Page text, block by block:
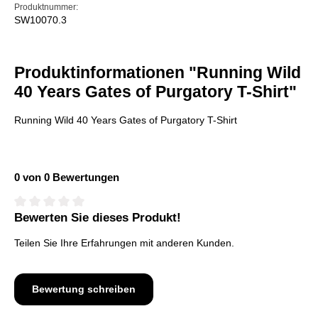
Produktnummer:
SW10070.3
Produktinformationen "Running Wild
40 Years Gates of Purgatory T-Shirt"
Running Wild 40 Years Gates of Purgatory T-Shirt
0 von 0 Bewertungen
Durchschnittliche Bewertung von 0 von 5 Sternen
Bewerten Sie dieses Produkt!
Teilen Sie Ihre Erfahrungen mit anderen Kunden.
Bewertung schreiben